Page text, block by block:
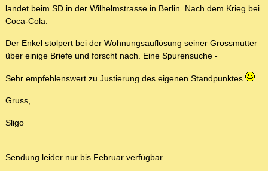
landet beim SD in der Wilhelmstrasse in Berlin. Nach dem Krieg bei
Coca-Cola.
Der Enkel stolpert bei der Wohnungsauflösung seiner Grossmutter
über einige Briefe und forscht nach. Eine Spurensuche -
Sehr empfehlenswert zu Justierung des eigenen Standpunktes
Gruss,
Sligo
Sendung leider nur bis Februar verfügbar.